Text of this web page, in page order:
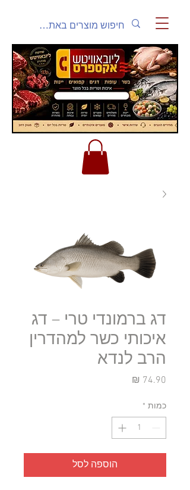
דג ברמונדי טרי – דג
איכותי כשר למהדרין
הרב לנדא
כמות *
הוספה לסל